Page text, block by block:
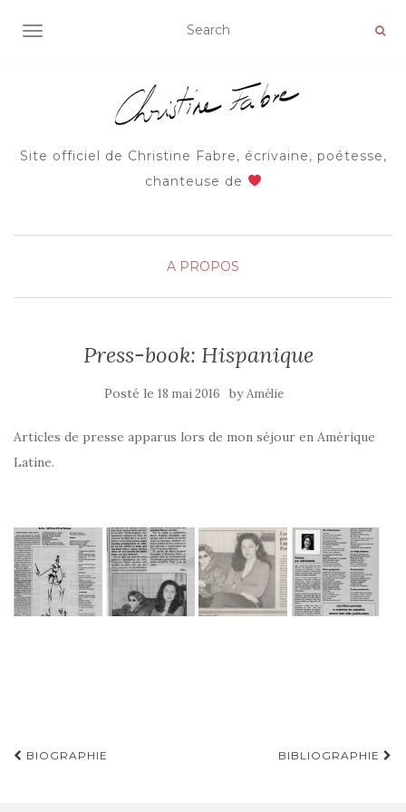
AFFICHER/MASQUER LA NAVIGATION
Site officiel de Christine Fabre, écrivaine, poétesse,
chanteuse de
A PROPOS
Press-book: Hispanique
Posté le 18 mai 2016 byAmélie
Articles de presse apparus lors de mon séjour en Amérique
Latine.
BIOGRAPHIE BIBLIOGRAPHIE